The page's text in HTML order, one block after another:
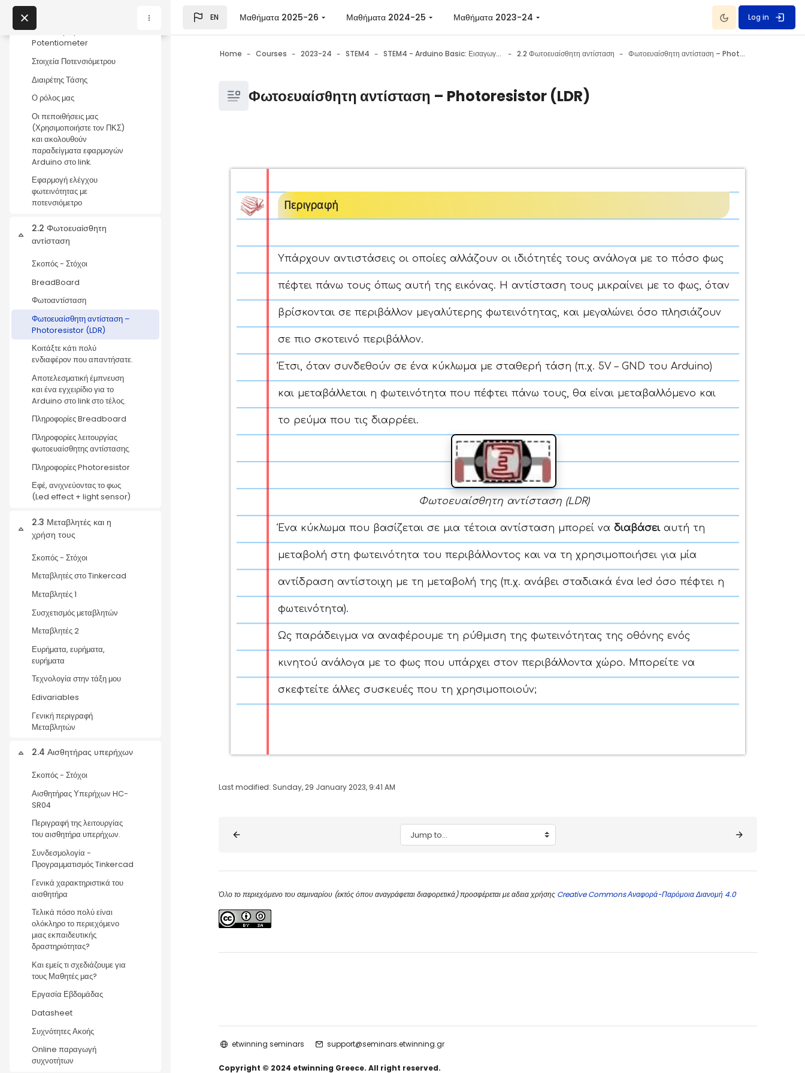
BlocksMy Courses
Blocks
Ποτενσιόμετρο -
Potentiometer
Στοιχεία Ποτενσιόμετρου
Διαιρέτης Τάσης
Ο ρόλος μας
Οι πεποιθήσεις μας
(Χρησιμοποιήστε τον ΠΚΣ)
και ακολουθούν
παραδείγματα εφαρμογών
Arduino στο link.
Εφαρμογή ελέγχου
φωτεινότητας με
ποτενσιόμετρο
Collapse
2.2 Φωτοευαίσθητη
αντίσταση
Σκοπός - Στόχοι
BreadBoard
Φωτοαντίσταση
Φωτοευαίσθητη αντίσταση –
Photoresistor (LDR)
Κοιτάξτε κάτι πολύ
ενδιαφέρον που απαντήσατε.
Αποτελεσματική έμπνευση
και ένα εγχειρίδιο για το
Arduino στο link στο τέλος.
Πληροφορίες Breadboard
Πληροφορίες λειτουργίας
φωτοευαίσθητης αντίστασης.
Πληροφορίες Photoresistor
Εφέ, ανιχνεύοντας το φως
(Led effect + light sensor)
Collapse
2.3 Μεταβλητές και η
χρήση τους
Σκοπός - Στόχοι
Μεταβλητές στο Tinkercad
Μεταβλητές 1
Συσχετισμός μεταβλητών
Μεταβλητές 2
Ευρήματα, ευρήματα,
ευρήματα
Τεχνολογία στην τάξη μου
Edivariables
Γενική περιγραφή
Μεταβλητών
Collapse
2.4 Αισθητήρας υπερήχων
Σκοπός - Στόχοι
Αισθητήρας Υπερήχων HC-
SR04
Περιγραφή της λειτουργίας
του αισθητήρα υπερήχων.
Συνδεσμολογία -
Προγραμματισμός Tinkercad
Γενικά χαρακτηριστικά του
αισθητήρα
Τελικά πόσο πολύ είναι
ολόκληρο το περιεχόμενο
μιας εκπαιδευτικής
δραστηριότητας?
Και εμείς τι σχεδιάζουμε για
τους Μαθητές μας?
Εργασία Εβδομάδας
Datasheet
Συχνότητες Ακοής
Online παραγωγή
συχνοτήτων
EN Μαθήματα 2025-26 Μαθήματα 2024-25 Μαθήματα 2023-24 Dark Mode
Log in
Home Courses 2023-24 STEM4 STEM4 - Arduino Basic: Εισαγωγή στην εκπαιδευτική ρομποτική με χρήση του Arduino 2.2 Φωτοευαίσθητη αντίσταση Φωτοευαίσθητη αντίσταση – Photoresistor (LDR)
BlocksΦωτοευαίσθητη αντίσταση – Photoresistor (LDR)
Περιγραφή
Υπάρχουν αντιστάσεις οι οποίες αλλάζουν οι ιδιότητές τους ανάλογα με το πόσο φως
πέφτει πάνω τους όπως αυτή της εικόνας. Η αντίσταση τους μικραίνει με το φως, όταν
βρίσκονται σε περιβάλλον μεγαλύτερης φωτεινότητας, και μεγαλώνει όσο πλησιάζουν
σε πιο σκοτεινό περιβάλλον.
Έτσι, όταν συνδεθούν σε ένα κύκλωμα με σταθερή τάση (π.χ. 5V – GND του Arduino)
και μεταβάλλεται η φωτεινότητα που πέφτει πάνω τους, θα είναι μεταβαλλόμενο και
το ρεύμα που τις διαρρέει.
Φωτοευαίσθητη αντίσταση (LDR)
Ένα κύκλωμα που βασίζεται σε μια τέτοια αντίσταση μπορεί να διαβάσειαυτή τη
μεταβολή στη φωτεινότητα του περιβάλλοντος και να τη χρησιμοποιήσει για μία
αντίδραση αντίστοιχη με τη μεταβολή της (π.χ. ανάβει σταδιακά ένα led όσο πέφτει η
φωτεινότητα).
Ως παράδειγμα να αναφέρουμε τη ρύθμιση της φωτεινότητας της οθόνης ενός
κινητού ανάλογα με το φως που υπάρχει στον περιβάλλοντα χώρο. Μπορείτε να
σκεφτείτε άλλες συσκευές που τη χρησιμοποιούν;
Last modified: Sunday, 29 January 2023, 9:41 AM
Blocks Jump to...
Όλο το περιεχόμενο του σεμιναρίου (εκτός όπου αναγράφεται διαφορετικά) προσφέρεται με αδεια χρήσης Creative Commons Αναφορά-Παρόμοια Διανομή 4.0
etwinning seminars support@seminars.etwinning.gr
Copyright © 2024 etwinning Greece. All right reserved.